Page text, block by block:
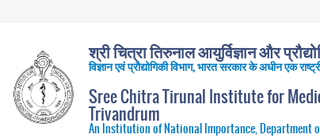
श्री चित्रा तिरुनाल आयुर्विज्ञान और
विज्ञान एवं प्रौद्योगिकी विभाग, भारत सरकार के अधीन एक
Sree Chitra Tirunal Institute for
Trivandrum
An Institution of National Importance, Department